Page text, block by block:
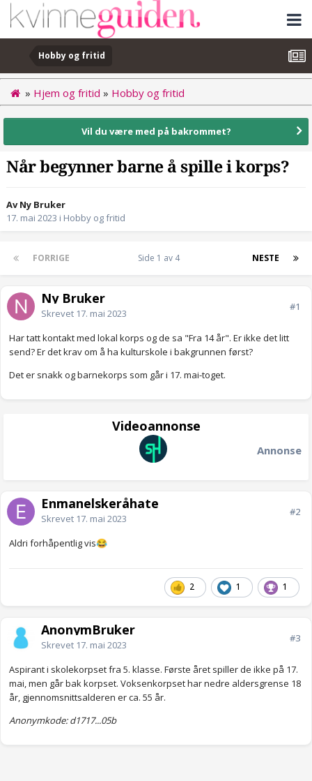
Hobby og fritid
» Hjem og fritid » Hobby og fritid
Vil du være med på bakrommet?
Når begynner barne å spille i korps?
Av Ny Bruker
17. mai 2023 i Hobby og fritid
FORRIGE NESTE
Side 1 av 4
Ny Bruker
Skrevet 17. mai 2023
#1
Har tatt kontakt med lokal korps og de sa "Fra 14 år". Er ikke det litt
send? Er det krav om å ha kulturskole i bakgrunnen først?
Det er snakk og barnekorps som går i 17. mai-toget.
Videoannonse
Annonse
Enmanelskeråhate
Skrevet 17. mai 2023
#2
Aldri forhåpentlig vis😂
2 1 1
AnonymBruker
Skrevet 17. mai 2023
#3
Aspirant i skolekorpset fra 5. klasse. Første året spiller de ikke på 17.
mai, men går bak korpset. Voksenkorpset har nedre aldersgrense 18
år, gjennomsnittsalderen er ca. 55 år.
Anonymkode: d1717...05b